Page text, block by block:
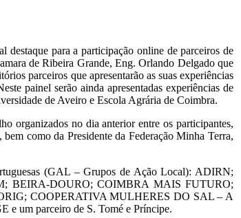
para a participação online de parceiros de
de Ribeira Grande, Eng. Orlando Delgado que
parceiros que apresentarão as suas experiências
painel serão ainda apresentadas experiências de
de Aveiro e Escola Agrária de Coimbra.
organizados no dia anterior entre os participantes,
como da Presidente da Federação Minha Terra,
(GAL – Grupos de Ação Local): ADIRN;
BEIRA-DOURO; COIMBRA MAIS FUTURO;
COOPERATIVA MULHERES DO SAL – A
um parceiro de S. Tomé e Príncipe.